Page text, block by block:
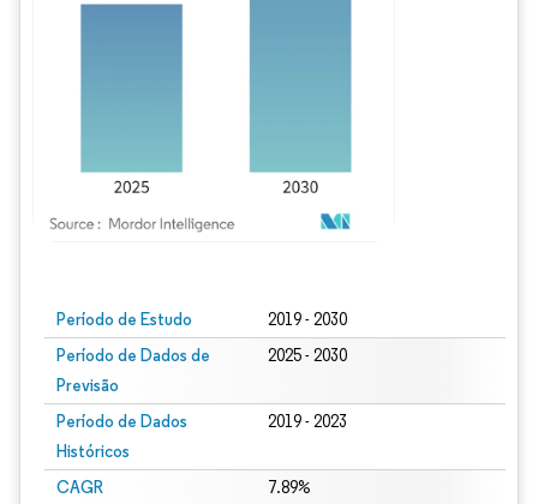
Período de Estudo 2019 - 2030
Período de Dados de
Previsão
2025 - 2030
Período de Dados
Históricos
2019 - 2023
CAGR 7.89%